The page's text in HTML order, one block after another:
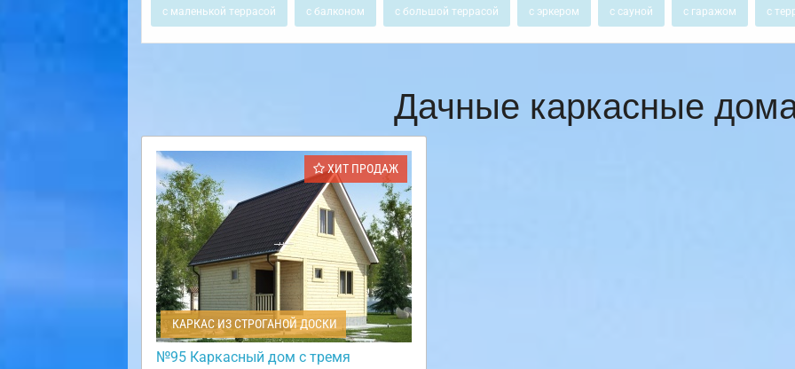
с маленькой террасой с балконом с большой террасой с эркером с сауной с гаражом с
Дачные каркасные
ХИТ ПРОДАЖ
КАРКАС ИЗ СТРОГАНОЙ ДОСКИ
№95 Каркасный дом с тремя